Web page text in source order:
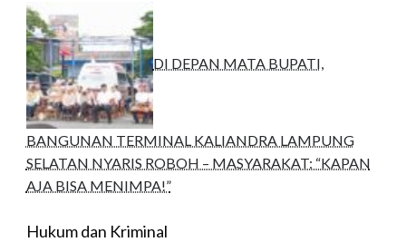
DI DEPAN MATA BUPATI,
BANGUNAN TERMINAL KALIANDRA LAMPUNG
SELATAN NYARIS ROBOH – MASYARAKAT: “KAPAN
AJA BISA MENIMPA!”
Hukum dan Kriminal